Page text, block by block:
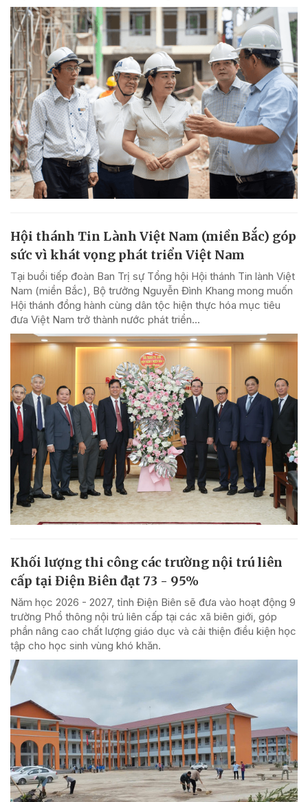
Hội thánh Tin Lành Việt Nam (miền Bắc) góp
sức vì khát vọng phát triển Việt Nam
Tại buổi tiếp đoàn Ban Trị sự Tổng hội Hội thánh Tin lành Việt
Nam (miền Bắc), Bộ trưởng Nguyễn Đình Khang mong muốn
Hội thánh đồng hành cùng dân tộc hiện thực hóa mục tiêu
đưa Việt Nam trở thành nước phát triển...
Khối lượng thi công các trường nội trú liên
cấp tại Điện Biên đạt 73 - 95%
Năm học 2026 - 2027, tỉnh Điện Biên sẽ đưa vào hoạt động 9
trường Phổ thông nội trú liên cấp tại các xã biên giới, góp
phần nâng cao chất lượng giáo dục và cải thiện điều kiện học
tập cho học sinh vùng khó khăn.